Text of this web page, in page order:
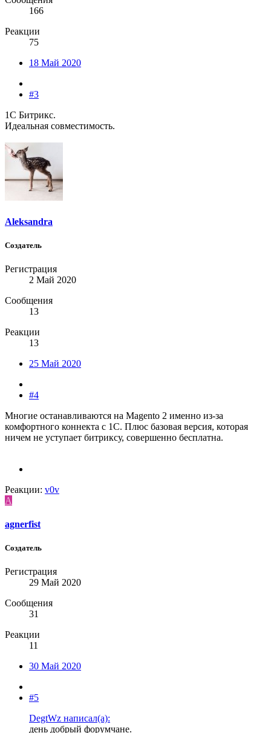
166
Реакции
75
18 Май 2020
#3
1С Битрикс.
Идеальная совместимость.
Aleksandra
Создатель
Регистрация
2 Май 2020
Сообщения
13
Реакции
13
25 Май 2020
#4
Многие останавливаются на Magento 2 именно из-за
комфортного коннекта с 1С. Плюс базовая версия, которая
ничем не уступает битриксу, совершенно бесплатна.
Реакции: v0v
A
agnerfist
Создатель
Регистрация
29 Май 2020
Сообщения
31
Реакции
11
30 Май 2020
#5
DegtWz написал(а):
день добрый форумчане.